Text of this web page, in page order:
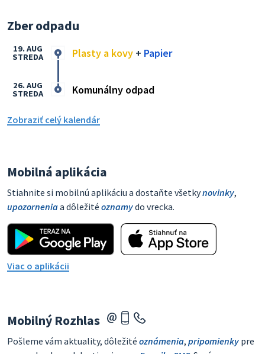
Zber odpadu
Plasty a kovy + Papier
19. AUG
STREDA
Komunálny odpad
26. AUG
STREDA
Zobraziť celý kalendár
Mobilná aplikácia
Stiahnite si mobilnú aplikáciu a dostaňte všetkynovinky,
upozorneniaa dôležité oznamydo vrecka.
Viac o aplikácii
Mobilný Rozhlas
Pošleme vám aktuality, dôležité oznámenia, pripomienky pre